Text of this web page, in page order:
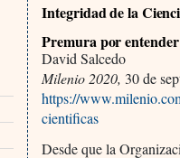
Integridad de la
Premura por
David Salcedo
Milenio 2020, 30 de
https://
cientificas
Desde que la